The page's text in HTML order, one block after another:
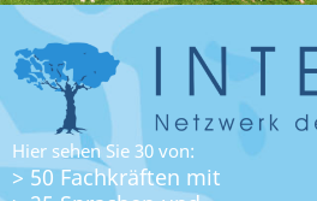
Hier sehen Sie 30 von:
> 50 Fachkräften mit